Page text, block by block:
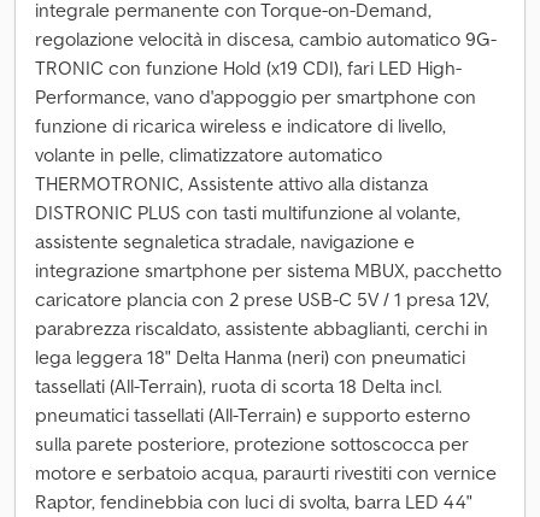
integrale permanente con Torque-on-Demand,
regolazione velocità in discesa, cambio automatico 9G-
TRONIC con funzione Hold (x19 CDI), fari LED High-
Performance, vano d'appoggio per smartphone con
funzione di ricarica wireless e indicatore di livello,
volante in pelle, climatizzatore automatico
THERMOTRONIC, Assistente attivo alla distanza
DISTRONIC PLUS con tasti multifunzione al volante,
assistente segnaletica stradale, navigazione e
integrazione smartphone per sistema MBUX, pacchetto
caricatore plancia con 2 prese USB-C 5V / 1 presa 12V,
parabrezza riscaldato, assistente abbaglianti, cerchi in
lega leggera 18" Delta Hanma (neri) con pneumatici
tassellati (All-Terrain), ruota di scorta 18 Delta incl.
pneumatici tassellati (All-Terrain) e supporto esterno
sulla parete posteriore, protezione sottoscocca per
motore e serbatoio acqua, paraurti rivestiti con vernice
Raptor, fendinebbia con luci di svolta, barra LED 44"